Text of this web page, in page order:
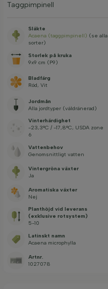
Taggpimpinell
Släkte
Acaena (taggpimpinell) (se alla
sorter)
Storlek på kruka
9x9 cm (P9)
Bladfärg
Röd, Vit
Jordmån
Alla jordtyper (väldränerad)
Vinterhärdighet
-23,3°C / -17,8°C, USDA zone
6
Vattenbehov
Genomsnittligt vatten
Vintergröna växter
Ja
Aromatiska växter
Nej
Planthöjd vid leverans
(exklusive rotsystem)
5-10
Latinskt namn
Acaena microphylla
Artnr.
1027078